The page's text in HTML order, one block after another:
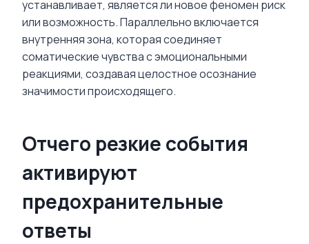
устанавливает, является ли новое феномен риск
или возможность. Параллельно включается
внутренняя зона, которая соединяет
соматические чувства с эмоциональными
реакциями, создавая целостное осознание
значимости происходящего.
Отчего резкие события
активируют
предохранительные
ответы